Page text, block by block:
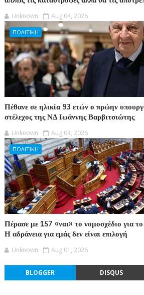
Unknown Aug 04, 2026
ΠΟΛΙΤΙΚΗ
Πέθανε σε ηλικία 93 ετών ο πρώην
στέλεχος της ΝΔ Ιωάννης Βαρβιτσιώτης
Unknown Aug 03, 2026
ΠΟΛΙΤΙΚΗ
Πέρασε με 157 «ναι» το νομοσχέδιο για
Η αδράνεια για εμάς δεν είναι επιλογή
Unknown Aug 01, 2026
BLOGGER DISQUS